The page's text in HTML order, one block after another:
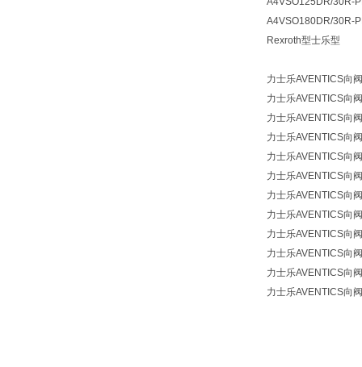
A4VSO180DR/30R-
Rexroth型士乐型
力士乐AVENTICS向
力士乐AVENTICS向
力士乐AVENTICS向
力士乐AVENTICS向
力士乐AVENTICS向
力士乐AVENTICS向
力士乐AVENTICS向
力士乐AVENTICS向
力士乐AVENTICS向
力士乐AVENTICS向
力士乐AVENTICS向
力士乐AVENTICS向